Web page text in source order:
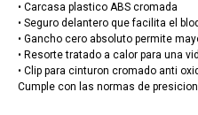
• Carcasa plastico ABS cromada
• Seguro delantero que facilita el
• Gancho cero absoluto permite
• Resorte tratado a calor para una
• Clip para cinturon
Cumple con las normas de presicion